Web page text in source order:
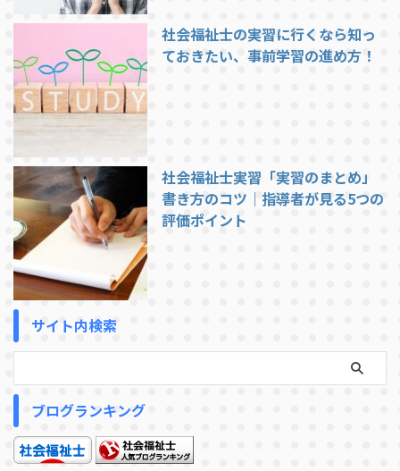
社会福祉士の実習に行くなら知っ
ておきたい、事前学習の進め方！
社会福祉士実習「実習のまとめ」
書き方のコツ｜指導者が見る5つの
評価ポイント
サイト内検索
ブログランキング